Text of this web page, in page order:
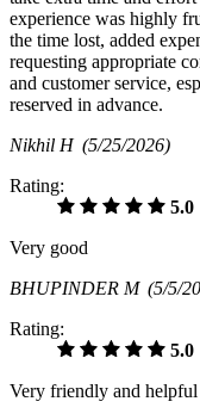
experience was highly
the time lost, added
requesting appropriate
and customer service,
reserved in advance.
Nikhil H (5/25/2026)
Rating:
5.0
Very good
BHUPINDER M (5/5/
Rating:
5.0
Very friendly and helpful